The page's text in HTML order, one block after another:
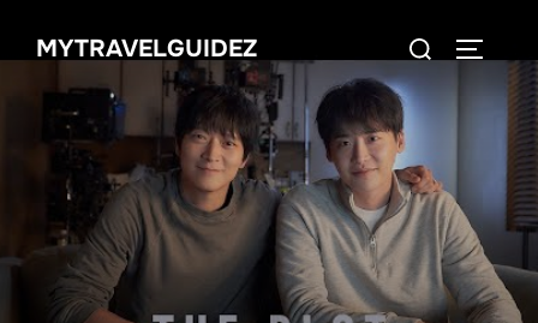
MYTRAVELGUIDEZ
Search
for: